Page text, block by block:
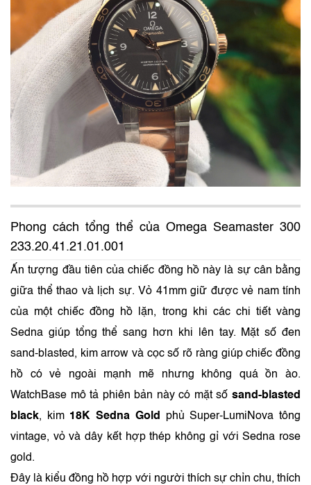
Phong cách tổng thể của Omega Seamaster 300
233.20.41.21.01.001
Ấn tượng đầu tiên của chiếc đồng hồ này là sự cân bằng
giữa thể thao và lịch sự. Vỏ 41mm giữ được vẻ nam tính
của một chiếc đồng hồ lặn, trong khi các chi tiết vàng
Sedna giúp tổng thể sang hơn khi lên tay. Mặt số đen
sand-blasted, kim arrow và cọc số rõ ràng giúp chiếc đồng
hồ có vẻ ngoài mạnh mẽ nhưng không quá ồn ào.
WatchBase mô tả phiên bản này có mặt số sand-blasted
black, kim 18K Sedna Gold
phủ Super-LumiNova tông
vintage, vỏ và dây kết hợp thép không gỉ với Sedna rose
gold.
Đây là kiểu đồng hồ hợp với người thích sự chỉn chu, thích